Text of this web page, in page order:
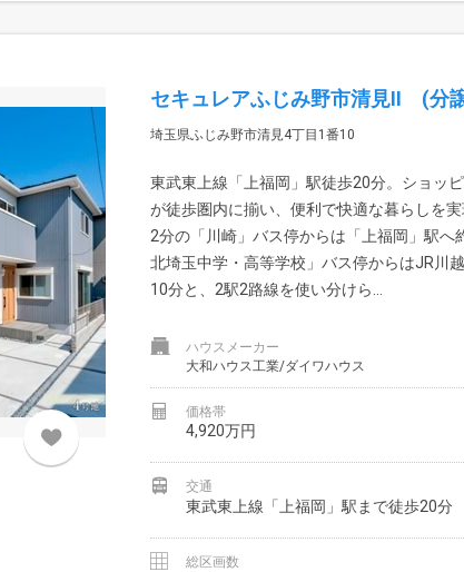
セキュレアふじみ野市清見II (分
埼玉県ふじみ野市清見4丁目1番10
東武東上線「上福岡」駅徒歩20分。ショッ
が徒歩圏内に揃い、便利で快適な暮らしを
2分の「川崎」バス停からは「上福岡」駅へ
北埼玉中学・高等学校」バス停からはJR川
10分と、2駅2路線を使い分けら...
ハウスメーカー
大和ハウス工業/ダイワハウス
価格帯
4,920万円
交通
東武東上線「上福岡」駅まで徒歩20分
総区画数